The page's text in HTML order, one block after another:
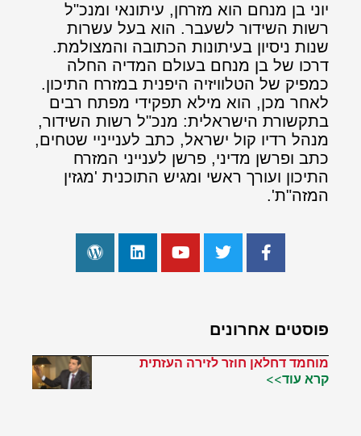
יוני בן מנחם הוא מזרחן, עיתונאי ומנכ"ל
רשות השידור לשעבר. הוא בעל עשרות
שנות ניסיון בעיתונות הכתובה והמצולמת.
דרכו של בן מנחם בעולם המדיה החלה
כמפיק של הטלוויזיה היפנית במזרח התיכון.
לאחר מכן, הוא מילא תפקידי מפתח רבים
בתקשורת הישראלית: מנכ"ל רשות השידור,
מנהל רדיו קול ישראל, כתב לענייניי שטחים,
כתב ופרשן מדיני, פרשן לענייני המזרח
התיכון ועורך ראשי ומגיש התוכנית 'מגזין
המזה"ת'.
פוסטים אחרונים
מוחמד דחלאן חוזר לזירה העזתית
קרא עוד>>